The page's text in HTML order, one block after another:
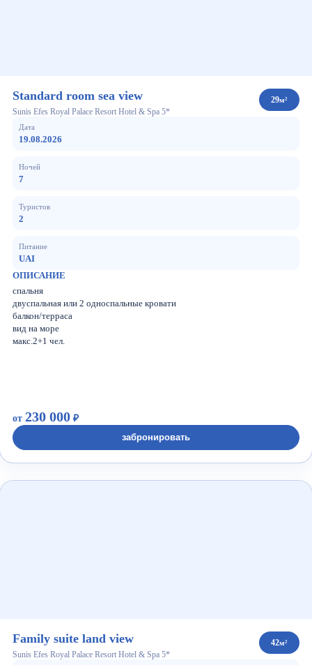
Standard room sea view
Sunis Efes Royal Palace Resort Hotel & Spa 5*
29м²
Дата
19.08.2026
Ночей
7
Туристов
2
Питание
UAI
ОПИСАНИЕ
спальня
двуспальная или 2 односпальные кровати
балкон/терраса
вид на море
макс.2+1 чел.
от230 000 ₽
забронировать
Family suite land view
Sunis Efes Royal Palace Resort Hotel & Spa 5*
42м²